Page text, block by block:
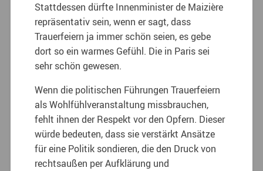
Stattdessen dürfte Innenminister de Maizière
repräsentativ sein, wenn er sagt, dass
Trauerfeiern ja immer schön seien, es gebe
dort so ein warmes Gefühl. Die in Paris sei
sehr schön gewesen.
Wenn die politischen Führungen Trauerfeiern
als Wohlfühlveranstaltung missbrauchen,
fehlt ihnen der Respekt vor den Opfern. Dieser
würde bedeuten, dass sie verstärkt Ansätze
für eine Politik sondieren, die den Druck von
rechtsaußen per Aufklärung und